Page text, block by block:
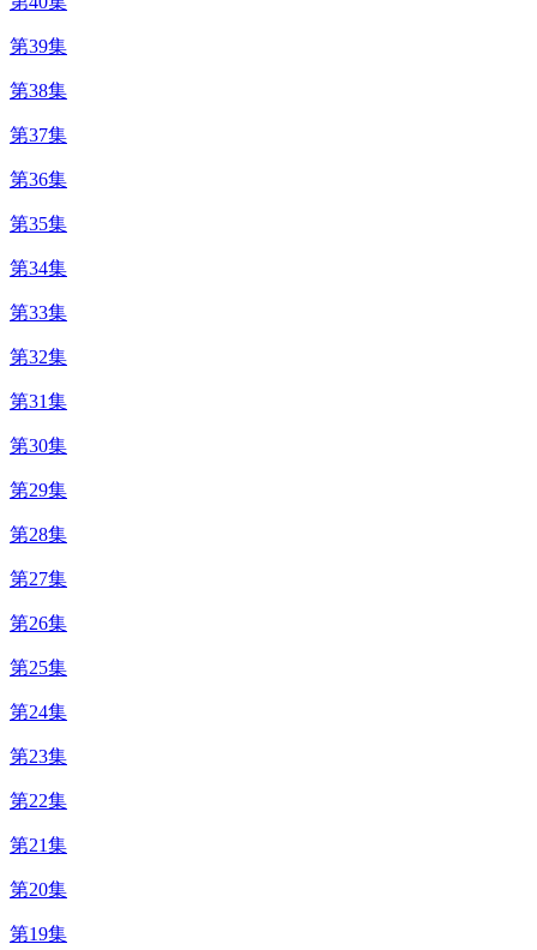
第39集
第38集
第37集
第36集
第35集
第34集
第33集
第32集
第31集
第30集
第29集
第28集
第27集
第26集
第25集
第24集
第23集
第22集
第21集
第20集
第19集